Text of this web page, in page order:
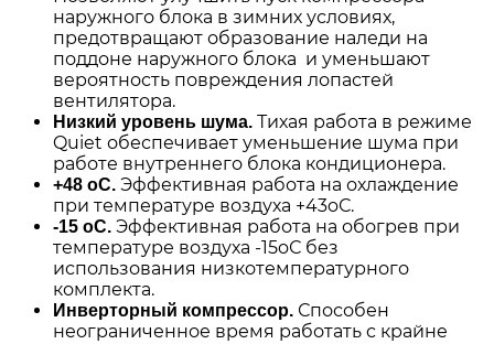
наружного блока в зимних условиях,
предотвращают образование наледи на
поддоне наружного блока и уменьшают
вероятность повреждения лопастей
вентилятора.
Низкий уровень шума. Тихая работа в режиме
Quiet обеспечивает уменьшение шума при
работе внутреннего блока кондиционера.
+48 oC. Эффективная работа на охлаждение
при температуре воздуха +43oС.
-15 oC. Эффективная работа на обогрев при
температуре воздуха -15oС без
использования низкотемпературного
комплекта.
Инверторный компрессор. Способен
неограниченное время работать с крайне